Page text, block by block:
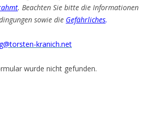
. Beachten Sie bitte die Informationen
sowie die Gefährliches.
kranich.net
wurde nicht gefunden.